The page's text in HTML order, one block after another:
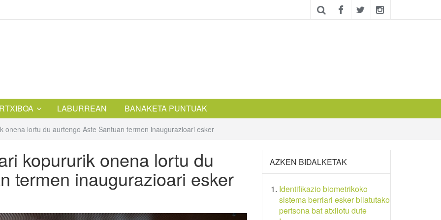
LABURREAN BANAKETA PUNTUAK
onena lortu du aurtengo Aste Santuan termen inaugurazioari esker
kopururik onena lortu du
termen inaugurazioari esker
AZKEN BIDALKETAK
Identifikazio biometrikoko
sistema berriari esker bilatutako
pertsona bat atxilotu dute